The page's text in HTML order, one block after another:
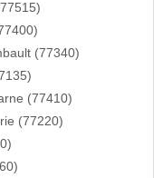
(77340)
(77410)
(77220)